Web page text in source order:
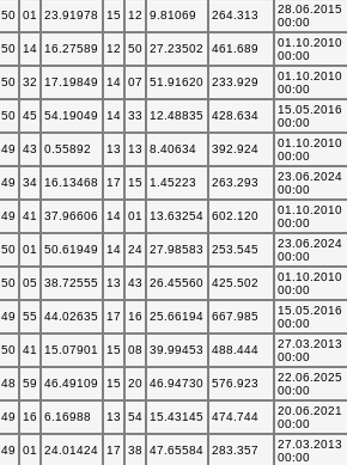
50 01 23.91978 15 12 9.81069 264.313
28.06.2015
00:00
50 14 16.27589 12 50 27.23502 461.689
01.10.2010
00:00
50 32 17.19849 14 07 51.91620 233.929
01.10.2010
00:00
50 45 54.19049 14 33 12.48835 428.634
15.05.2016
00:00
49 43 0.55892 13 13 8.40634 392.924
01.10.2010
00:00
49 34 16.13468 17 15 1.45223 263.293
23.06.2024
00:00
49 41 37.96606 14 01 13.63254 602.120
01.10.2010
00:00
50 01 50.61949 14 24 27.98583 253.545
23.06.2024
00:00
50 05 38.72555 13 43 26.45560 425.502
01.10.2010
00:00
49 55 44.02635 17 16 25.66194 667.985
15.05.2016
00:00
50 41 15.07901 15 08 39.99453 488.444
27.03.2013
00:00
48 59 46.49109 15 20 46.94730 576.923
22.06.2025
00:00
49 16 6.16988 13 54 15.43145 474.744
20.06.2021
00:00
49 01 24.01424 17 38 47.65584 283.357
27.03.2013
00:00